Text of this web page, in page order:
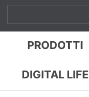
PRODOTTI
DIGITAL LIFE